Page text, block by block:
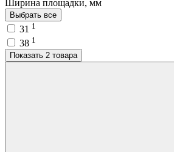
Ширина площадки, мм
Выбрать все
31 1
38 1
Показать 2 товара